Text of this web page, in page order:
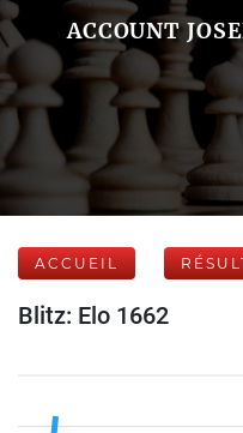
ACCOUNT
ACCUEIL
Blitz: Elo 1662